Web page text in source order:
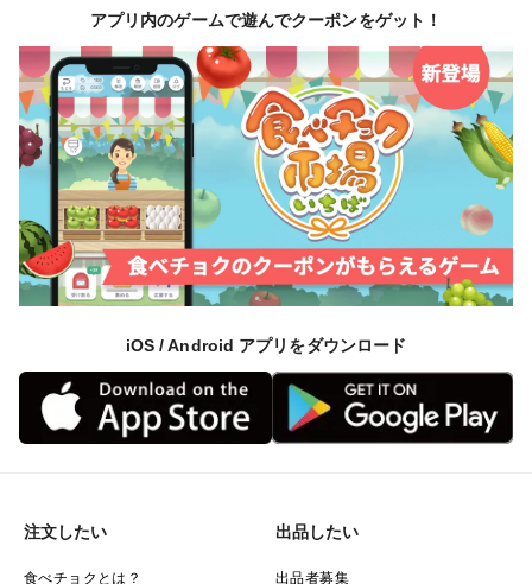
アプリ内のゲームで遊んでクーポンをゲット！
iOS / Android アプリをダウンロード
注文したい
食べチョクとは？
出品したい
出品者募集